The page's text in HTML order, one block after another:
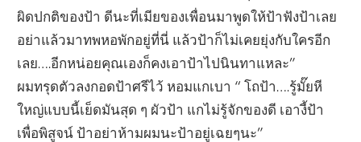
ผิดปกติของป้า ดีนะที่เมียของเพื่อนมาพูดให้ป้าฟังป้าเลย
อย่าแล้วมาทพหอพักอยู่ที่นี่ แล้วป้าก็ไม่เคยยุ่งกับใครอีก
เลย….อีกหน่อยคุณเองก็คงเอาป้าไปนินทาแหละ”
ผมทรุดตัวลงกอดป้าศรีไว้ หอมแกเบา “ โถป้า….รู้มั๊ยหี
ใหญ่แบบนี้เย็ดมันสุด ๆ ผัวป้า แกไม่รู้จักของดี เอางี้ป้า
เพื่อพิสูจน์ ป้าอย่าห้ามผมนะป้าอยู่เฉยๆนะ”